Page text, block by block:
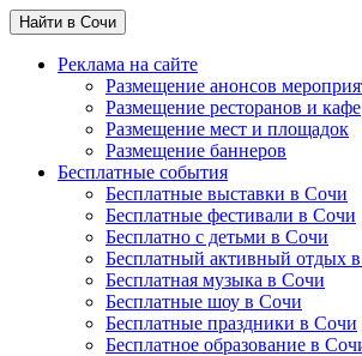
Найти в Сочи
Реклама на сайте
Размещение анонсов
Размещение ресторанов и кафе
Размещение мест и площадок
Размещение баннеров
Бесплатные события
Бесплатные выставки в Сочи
Бесплатные фестивали в Сочи
Бесплатно с детьми в Сочи
Бесплатный активный отдых
Бесплатная музыка в Сочи
Бесплатные шоу в Сочи
Бесплатные праздники в Сочи
Бесплатное образование в